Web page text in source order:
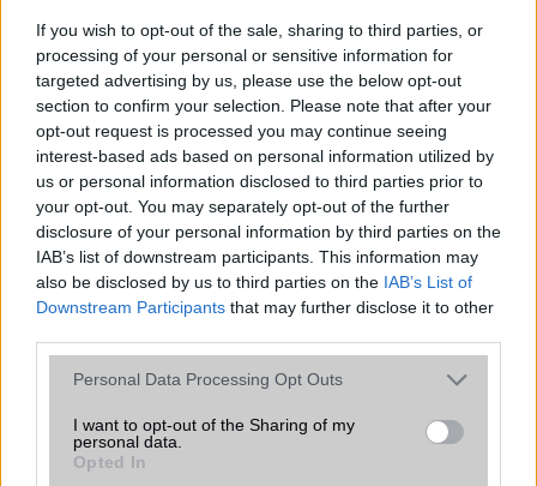
If you wish to opt-out of the sale, sharing to third parties, or
processing of your personal or sensitive information for
targeted advertising by us, please use the below opt-out
section to confirm your selection. Please note that after your
opt-out request is processed you may continue seeing
interest-based ads based on personal information utilized by
us or personal information disclosed to third parties prior to
your opt-out. You may separately opt-out of the further
disclosure of your personal information by third parties on the
IAB’s list of downstream participants. This information may
also be disclosed by us to third parties on the IAB’s List of
Downstream Participants that may further disclose it to other
Please note that this website/app uses one or more Google
not limited to your visit or usage behaviour. You may click to
grant or deny consent to Google and its third-party tags to
use your data for below specified purposes in below Google
Personal Data Processing Opt Outs
I want to opt-out of the Sharing of my
personal data.
Opted In
A One UI 9 érkezése új mesterséges intelligencia-
funkciókat és továbbfejlesztett kezelőfelületet hoz,
azonban több korábbi csúcskategóriás és középkategóriás
Galaxy készülék számára ez lesz az út vége.
iPhone 18 bemutató dátum - ekkor
rántja le a leplet az Apple az új
csúcsmobilokról
2026.06.29| Phone Arena
A szeptemberi eseményen az iPhone 18 Pro modellek
mellett a régóta pletykált hajlítható iPhone Ultra is
bemutatkozhat, miközben az áremelésekről szóló
találgatások továbbra is beárnyékolják a rajtot.
Az Android rejtett automatizmusai: hat
meg a mindennapokat
2026.06.14